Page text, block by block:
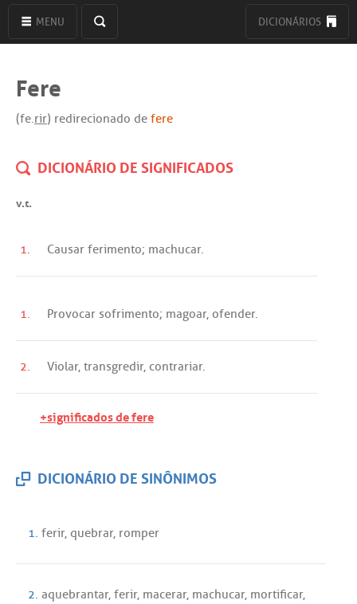
MENU DICIONÁRIOS
Fere
(fe.rir) redirecionado de fere
DICIONÁRIO DE SIGNIFICADOS
v.t.
1. Causar ferimento; machucar.
1. Provocar sofrimento; magoar, ofender.
2. Violar, transgredir, contrariar.
+significados de fere
DICIONÁRIO DE SINÔNIMOS
1. ferir, quebrar, romper
2. aquebrantar, ferir, macerar, machucar, mortificar,